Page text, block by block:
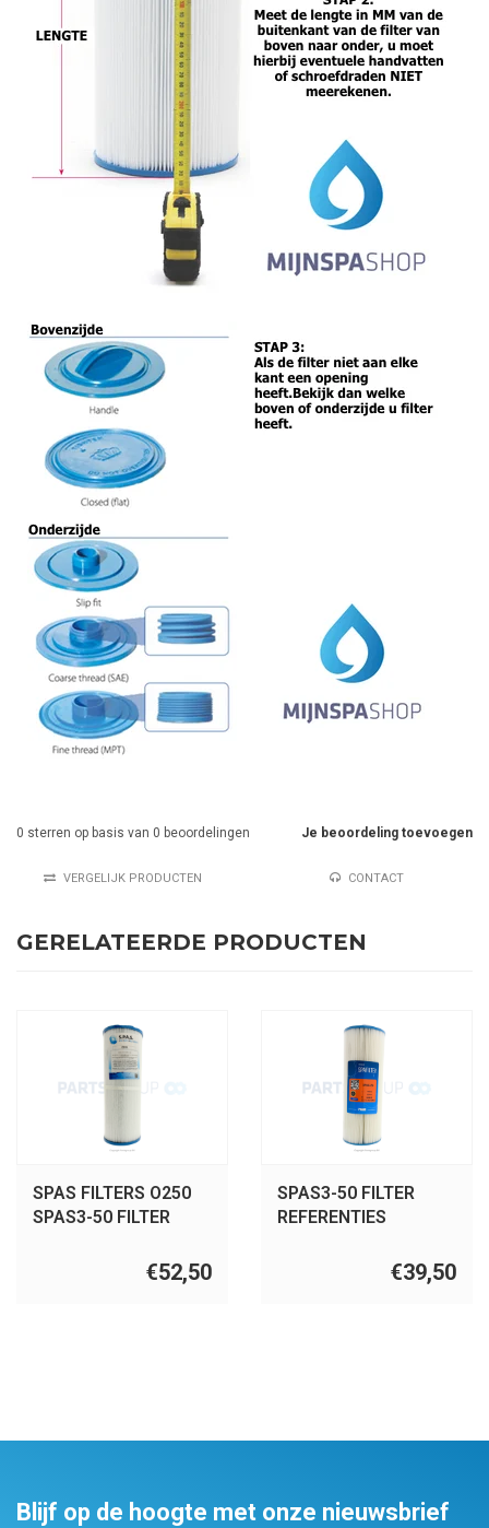
Je beoordeling toevoegen
0 sterren op basis van 0 beoordelingen
VERGELIJK PRODUCTEN CONTACT
GERELATEERDE PRODUCTEN
SPAS FILTERS O250
SPAS3-50 FILTER
PWW50L, 4CH-949,
€52,50
SPAS3-50 FILTER
REFERENTIES
FC-0172, SC757, O250
€39,50
Blijf op de hoogte met onze nieuwsbrief